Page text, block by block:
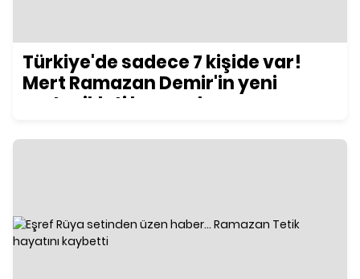
Türkiye'de sadece 7 kişide var!
Mert Ramazan Demir'in yeni
motosikleti konuşuluyor